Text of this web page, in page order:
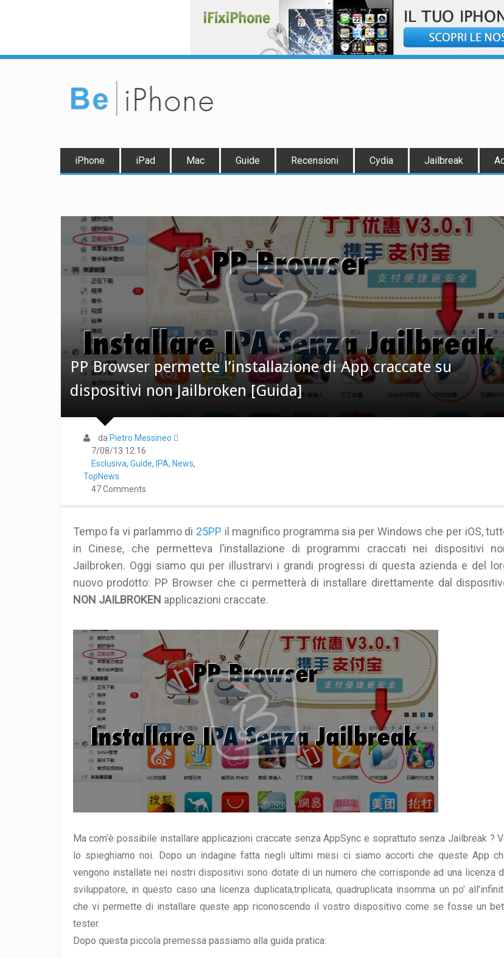
iPhone iPad Mac Guide Recensioni Cydia Jailbreak
PP Browser permette l’installazione di App craccate su
dispositivi non Jailbroken [Guida]
da Pietro Messineo 
7/08/13 12:16
Esclusiva, Guide, IPA, News,
TopNews
47 Comments
Tempo fa vi parlammo di 25PP il magnifico programma sia per Windows che per iOS,
in Cinese, che permetteva l’installazione di programmi craccati nei dispositivi
Jailbroken. Oggi siamo qui per illustrarvi i grandi progressi di questa azienda e del
nuovo prodotto: PP Browser che ci permetterà di installare direttamente dal
NON JAILBROKEN applicazioni craccate.
Ma com’è possibile installare applicazioni craccate senza AppSync e soprattuto senza Jailbreak ?
lo spieghiamo noi. Dopo un indagine fatta negli ultimi mesi ci siamo accorti che queste App
vengono installate nei nostri dispositivi sono dotate di un numero che corrisponde ad una licenza
sviluppatore, in questo caso una licenza duplicata,triplicata, quadruplicata insomma un po’
che vi permette di installare queste app riconoscendo il vostro dispositivo come se fosse un
tester.
Dopo questa piccola premessa passiamo alla guida pratica: